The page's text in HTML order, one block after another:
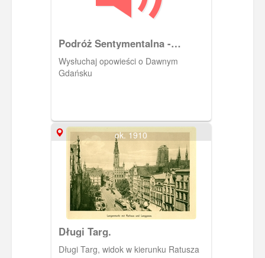
Podróż Sentymentalna -
opowieść o Dawnym Gdańsku.
Wysłuchaj opowieści o Dawnym
Gdańsku
ok. 1910
Długi Targ.
Długi Targ, widok w kierunku Ratusza